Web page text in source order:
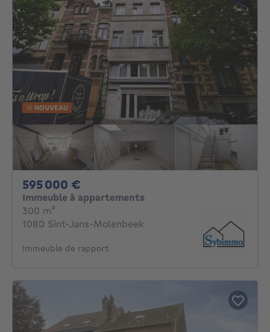
NOUVEAU
595 000 €
Immeuble à appartements
300 m²
1080 Sint-Jans-Molenbeek
Immeuble de rapport